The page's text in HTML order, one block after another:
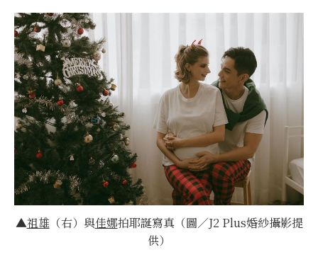
▲祖雄 （右）與佳娜拍耶誕寫真（圖／J2 Plus婚紗攝影提
供）